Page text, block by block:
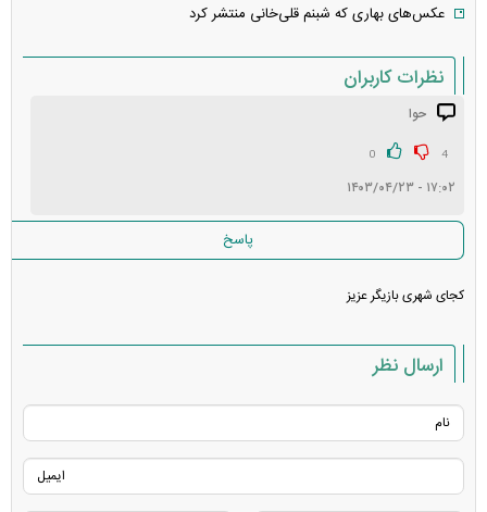
عکس‌های بهاری که شبنم قلی‌خانی منتشر کرد
نظرات کاربران
حوا
4
0
۱۷:۰۲ - ۱۴۰۳/۰۴/۲۳
پاسخ
کجای شهری بازیگر عزیز
ارسال نظر